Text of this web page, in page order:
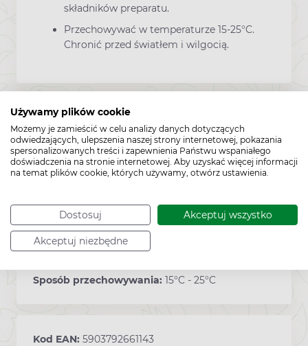
Używamy plików cookie
Możemy je zamieścić w celu analizy danych dotyczących
odwiedzających, ulepszenia naszej strony internetowej, pokazania
spersonalizowanych treści i zapewnienia Państwu wspaniałego
doświadczenia na stronie internetowej. Aby uzyskać więcej informacji
na temat plików cookie, których używamy, otwórz ustawienia.
Dostosuj Akceptuj wszystko
Akceptuj niezbędne
składników preparatu.
Przechowywać w temperaturze 15-25°C.
Chronić przed światłem i wilgocią.
Zawartość
30 kapsułek
Producent:BIOTON
Sposób przechowywania: 15°C - 25°C
Kod EAN: 5903792661143